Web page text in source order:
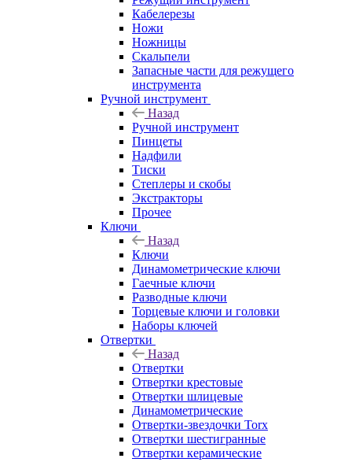
Кабелерезы
Ножи
Ножницы
Скальпели
Запасные части для режущего
инструмента
Ручной инструмент
Назад
Ручной инструмент
Пинцеты
Надфили
Тиски
Степлеры и скобы
Экстракторы
Прочее
Ключи
Назад
Ключи
Динамометрические ключи
Гаечные ключи
Разводные ключи
Торцевые ключи и головки
Наборы ключей
Отвертки
Назад
Отвертки
Отвертки крестовые
Отвертки шлицевые
Динамометрические
Отвертки-звездочки Torx
Отвертки шестигранные
Отвертки керамические